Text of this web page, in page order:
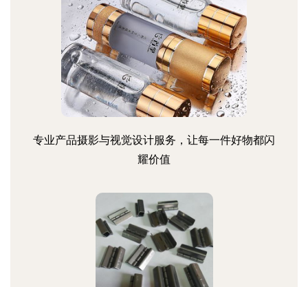
专业产品摄影与视觉设计服务，让每一件好物都闪
耀价值